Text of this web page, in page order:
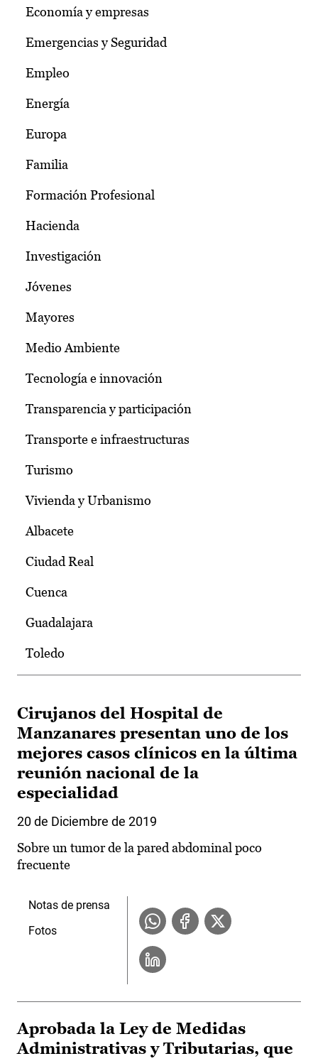
Economía y empresas
Emergencias y Seguridad
Empleo
Energía
Europa
Familia
Formación Profesional
Hacienda
Investigación
Jóvenes
Mayores
Medio Ambiente
Tecnología e innovación
Transparencia y participación
Transporte e infraestructuras
Turismo
Vivienda y Urbanismo
Albacete
Ciudad Real
Cuenca
Guadalajara
Toledo
Cirujanos del Hospital de
Manzanares presentan uno de los
mejores casos clínicos en la última
reunión nacional de la
especialidad
20 de Diciembre de 2019
Sobre un tumor de la pared abdominal poco
frecuente
Notas de prensa
Fotos
Aprobada la Ley de Medidas
Administrativas y Tributarias, que